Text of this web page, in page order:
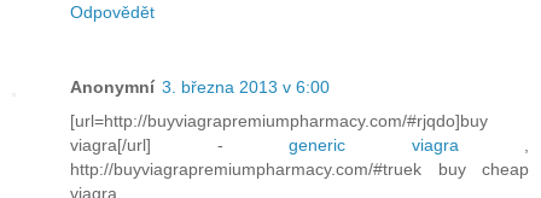
Odpovědět
Anonymní 3. března 2013 v 6:00
[url=http://buyviagrapremiumpharmacy.com/#rjqdo]buy
viagra[/url] - generic viagra
http://buyviagrapremiumpharmacy.com/#truek buy cheap
viagra